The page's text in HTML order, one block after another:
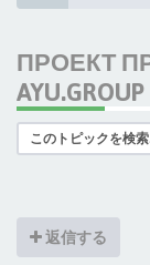
ПРОЕКТ
AYU.GROUP
返信する